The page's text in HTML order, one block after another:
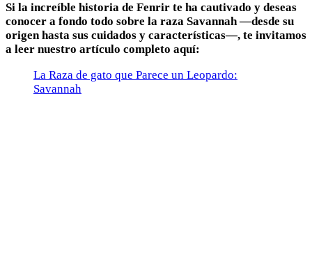
Si la increíble historia de Fenrir te ha cautivado y deseas
conocer a fondo todo sobre la raza Savannah —desde su
origen hasta sus cuidados y características—, te invitamos
a leer nuestro artículo completo aquí:
La Raza de gato que Parece un Leopardo:
Savannah